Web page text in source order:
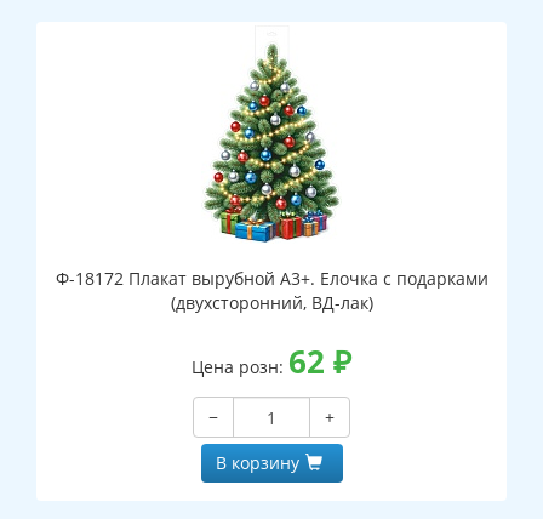
Ф-18172 Плакат вырубной А3+. Елочка с подарками
(двухсторонний, ВД-лак)
Цена розн: 62 ₽
−
+
В корзину